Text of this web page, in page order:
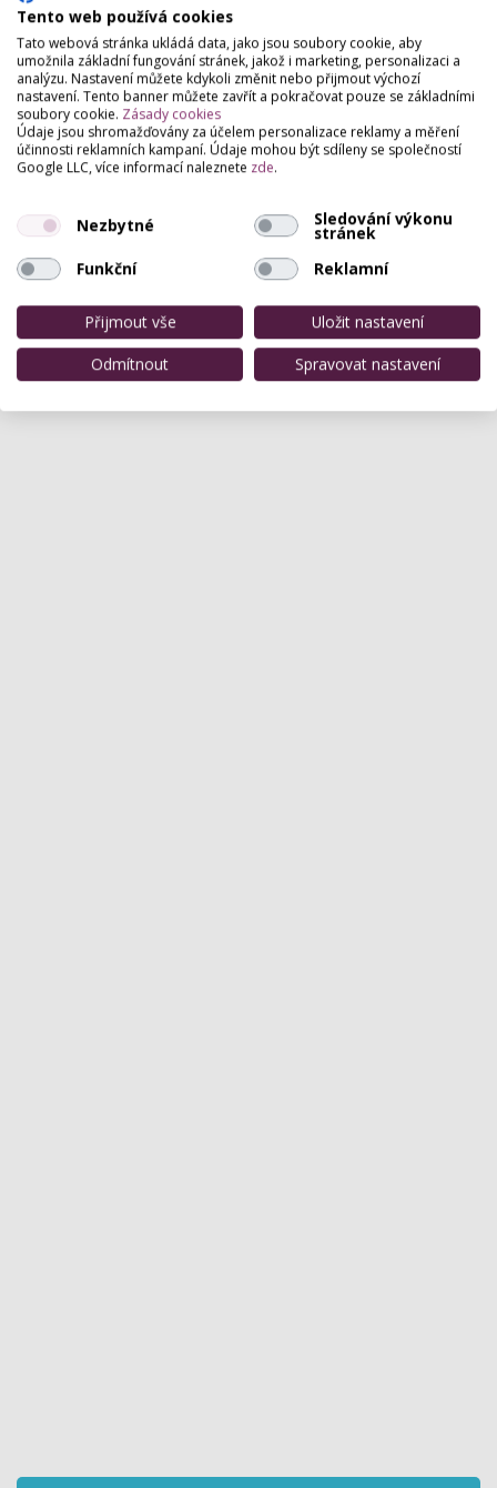
Manikúra, Modeláž gelových nehtů
nehtů klasické , Masáž rukou
Permanentní make-up (PMU artisté)
Permanentní make-up
Estetická dermatologie
Korekce jizev,Léčba akné
Pro přidání hodnocení sepřihlašte.
Zatím zde není žádné hodnocení.
Tento web používá cookies
Tato webová stránka ukládá data, jako jsou soubory cookie, aby
umožnila základní fungování stránek, jakož i marketing, personalizaci a
analýzu. Nastavení můžete kdykoli změnit nebo přijmout výchozí
nastavení. Tento banner můžete zavřít a pokračovat pouze se základními
soubory cookie. Zásady cookies
Údaje jsou shromažďovány za účelem personalizace reklamy a měření
účinnosti reklamních kampaní. Údaje mohou být sdíleny se společností
Google LLC, více informací naleznete zde.
Nezbytné Sledování výkonu
stránek
Funkční
Reklamní
Přijmout vše
Uložit nastavení
Odmítnout
Spravovat nastavení